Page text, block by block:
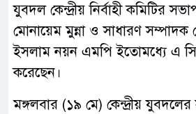
যুবদল কেন্দ্রীয় নির্বাহী কমিটির
মোনায়েম মুন্না ও সাধারণ
ইসলাম নয়ন এমপি ইতোমধ্যে এ
করেছেন।
মঙ্গলবার (১৯ মে) কেন্দ্রীয়